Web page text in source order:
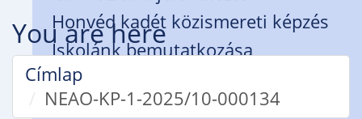
Honvéd kadét közismereti képzés
Iskolánk bemutatkozása
Rendház
Zsidanits István Alapítvány
You are here
Címlap
NEAO-KP-1-2025/10-000134